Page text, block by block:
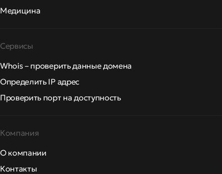
Медицина
Сервисы
Whois – проверить данные домена
Определить IP адрес
Проверить порт на доступность
Компания
О компании
Контакты